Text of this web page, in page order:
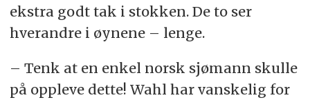
ekstra godt tak i stokken. De to ser
hverandre i øynene – lenge.
– Tenk at en enkel norsk sjømann skulle
på oppleve dette! Wahl har vanskelig for